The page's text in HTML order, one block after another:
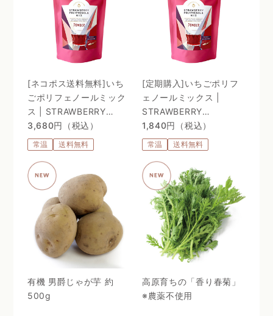
[ネコポス送料無料]いち
ごポリフェノールミック
ス | STRAWBERRY
POLYPHENOLS MIX
3,680円（税込）
常温 送料無料
[定期購入]いちごポリフ
ェノールミックス |
STRAWBERRY
POLYPHENOLS MIX
1,840円（税込）
常温 送料無料
有機 男爵じゃが芋 約
500g
高原育ちの「香り春菊」
※農薬不使用